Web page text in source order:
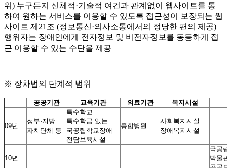
위) 누구든지 신체적·기술적 여건과 관계없이 웹사이트를 통
하여 원하는 서비스를 이용할 수 있도록 접근성이 보장되는 웹
사이트 제21조 (정보통신·의사소통에서의 정당한 편의 제공)
행위자는 장애인에게 전자정보 및 비전자정보를 동등하게 접
근 이용할 수 있는 수단을 제공
※ 장차법의 단계적 범위
공공기관 교육기관 의료기관 복지시설
09년
정부·지방
자치단체 등
특수학교
특수학급 있는
국공립학교장애
전담보육시설
종합병원
사회복지시설
장애복지시설
10년
국공
박물